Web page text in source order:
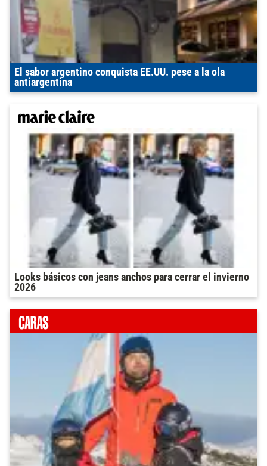
El sabor argentino conquista EE.UU. pese a la ola
antiargentina
Looks básicos con jeans anchos para cerrar el invierno
2026